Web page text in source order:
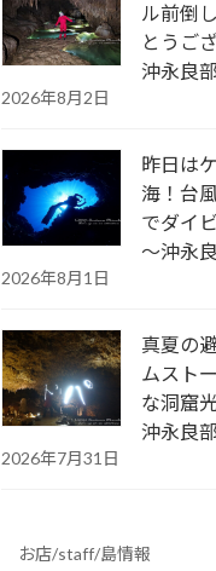
ル前倒
とうご
沖永良
2026年8月2日
昨日は
海！台
でダ
～沖永
2026年8月1日
真夏の
ムスト
な洞窟
沖永良
2026年7月31日
お店/staff/島情報